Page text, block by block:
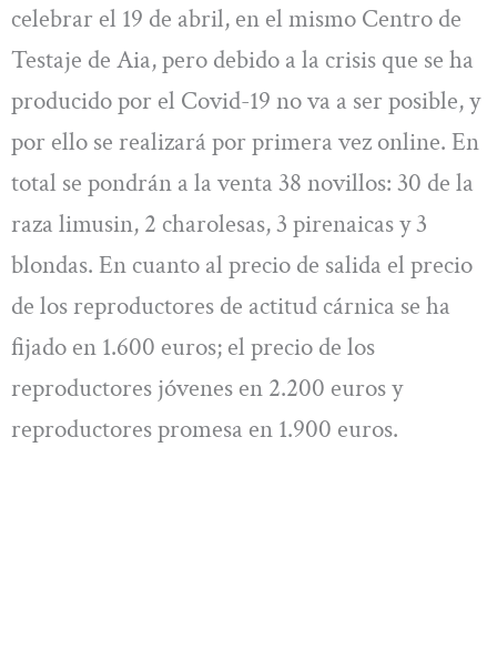
celebrar el 19 de abril, en el mismo Centro de
Testaje de Aia, pero debido a la crisis que se ha
producido por el Covid-19 no va a ser posible, y
por ello se realizará por primera vez online. En
total se pondrán a la venta 38 novillos: 30 de la
raza limusin, 2 charolesas, 3 pirenaicas y 3
blondas. En cuanto al precio de salida el precio
de los reproductores de actitud cárnica se ha
fijado en 1.600 euros; el precio de los
reproductores jóvenes en 2.200 euros y
reproductores promesa en 1.900 euros.